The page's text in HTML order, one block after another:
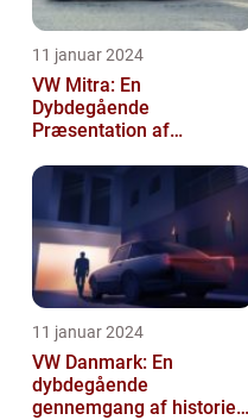
11 januar 2024
VW Mitra: En
Dybdegående
Præsentation af
Familiebil
11 januar 2024
VW Danmark: En
dybdegående
gennemgang af historien